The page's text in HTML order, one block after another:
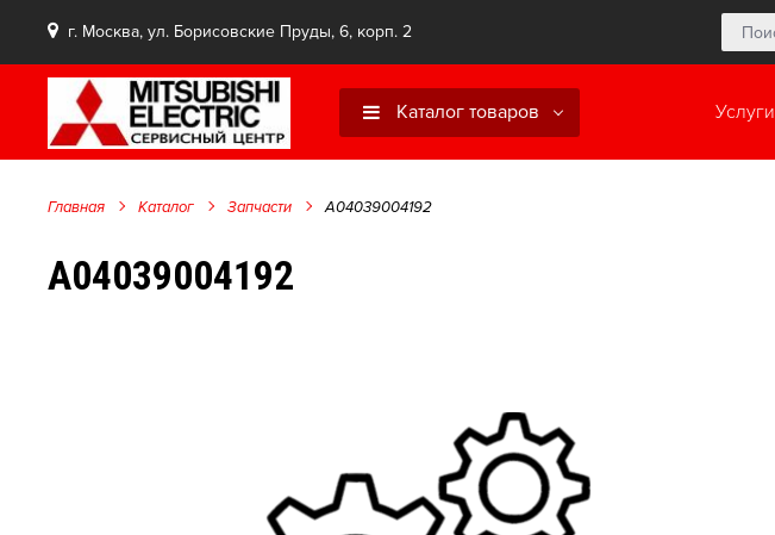
г. Москва, ул. Борисовские Пруды, 6, корп. 2
Услуги
Каталог товаров
Главная Каталог Запчасти A04039004192
A04039004192